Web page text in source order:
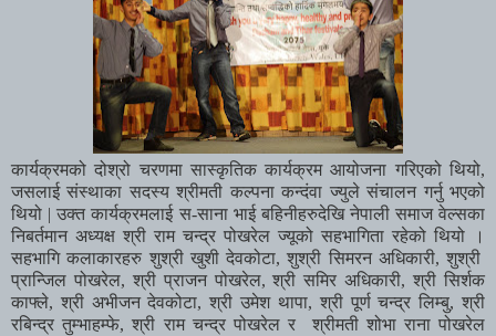
कार्यक्रमको दोश्रो चरणमा सास्कृतिक कार्यक्रम आयोजना गरिएको थियो,
जसलाई संस्थाका सदस्य श्रीमती कल्पना कन्दंवा ज्युले संचालन गर्नु भएको
थियो |उक्त कार्यक्रमलाई स-साना भाई बहिनीहरुदेखि नेपाली समाज वेल्सका
निबर्तमान अध्यक्ष श्री राम चन्द्र पोखरेल ज्यूको सहभागिता रहेको थियो
।
सहभागि कलाकारहरु शुश्री खुशी देवकोटा,शुश्री सिमरन अधिकारी, शुश्री
प्रान्जिल पोखरेल, श्री प्राजन पोखरेल,श्री समिर अधिकारी,श्री सिर्शक
काफ्ले, श्री अभीजन देवकोटा,श्री उमेश थापा, श्री पूर्ण चन्द्र लिम्बु,श्री
रबिन्द्र तुम्भाहम्फे,श्री राम चन्द्र पोखरेल र श्रीमती शोभा राना पोखरेल